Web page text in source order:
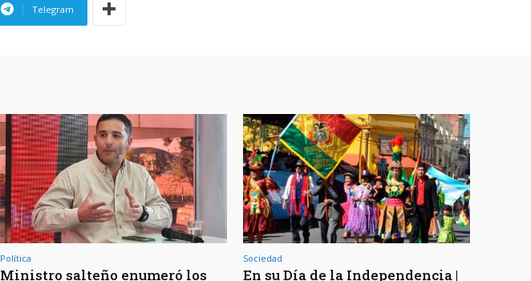
Telegram
Política
Ministro salteño enumeró los
Sociedad
En su Día de la Independencia |